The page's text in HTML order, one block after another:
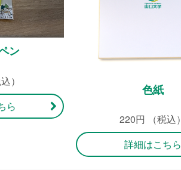
ン
）
ら
色紙
220円 （税込）
詳細はこちら